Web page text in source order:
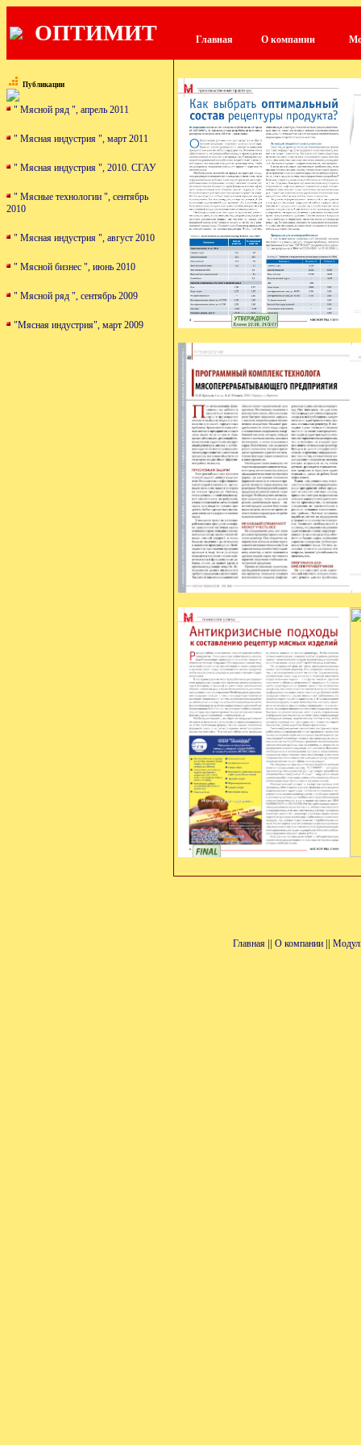
ОПТИМИТ Главная О компании
Публикации
" Мясной ряд ", апрель 2011
" Мясная индустрия ", март 2011
" Мясная индустрия ", 2010. СГАУ
" Мясные технологии ", сентябрь
2010
" Мясная индустрия ", август 2010
" Мясной бизнес ", июнь 2010
" Мясной ряд ", сентябрь 2009
"Мясная индустрия", март 2009
Главная || О компании||